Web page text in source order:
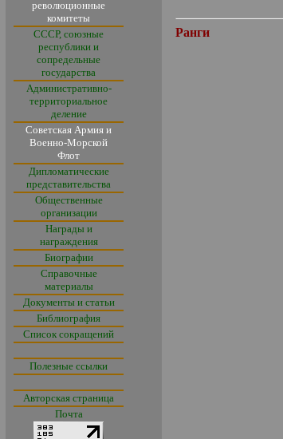
революционные
комитеты
СССР, союзные
республики и
сопредельные
государства
Административно-
территориальное
деление
Советская Армия и
Военно-Морской
Флот
Дипломатические
представительства
Общественные
организации
Награды и
награждения
Биографии
Справочные
материалы
Документы и статьи
Библиография
Список сокращений
Полезные ссылки
Авторская страница
Почта
Ранги